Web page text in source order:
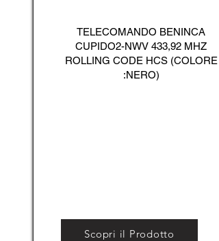
TELECOMANDO BENINCA
CUPIDO2-NWV 433,92 MHZ
ROLLING CODE HCS (COLORE
:NERO)
Scopri il Prodotto